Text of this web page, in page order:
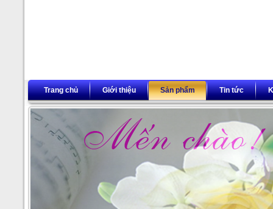
Trang chủ Giới thiệu Sản phẩm Tin tức